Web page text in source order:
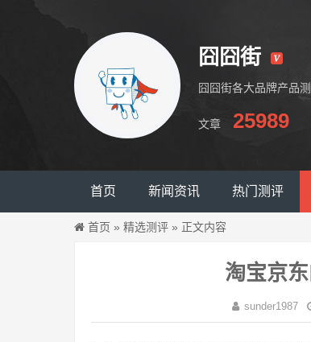
囧囧街
囧囧街各大品牌产品
文章 25989
首页 新闻资讯 热门测评
首页 » 精选测评 » 正文内容
淘宝京
sunder1987